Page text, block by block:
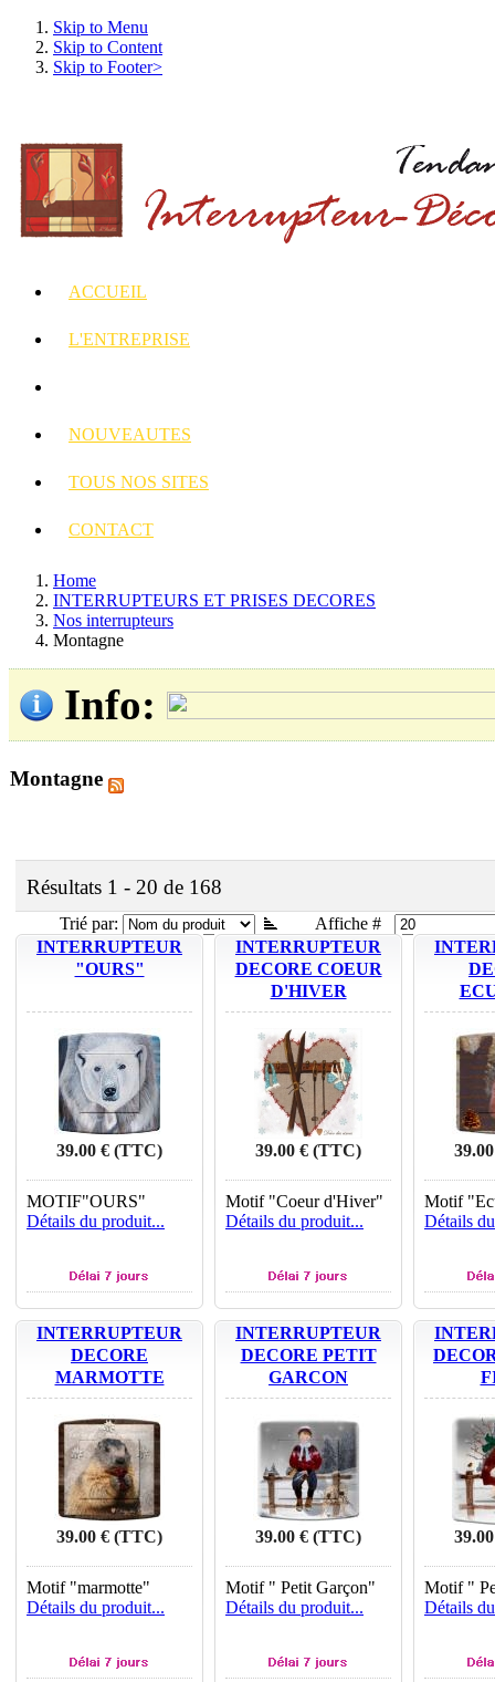
Skip to Menu
Skip to Content
Skip to Footer>
ACCUEIL
L'ENTREPRISE
NOUVEAUTES
TOUS NOS SITES
CONTACT
Home
INTERRUPTEURS ET PRISES DECORES
Nos interrupteurs
Montagne
Info:
Montagne
Résultats 1 - 20 de 168
Trié par:
Affiche #
INTERRUPTEUR
"OURS"
39.00 € (TTC)
MOTIF"OURS"
Détails du produit...
INTERRUPTEUR
DECORE COEUR
D'HIVER
39.00 € (TTC)
Motif "Coeur d'Hiver"
Détails du produit...
Motif
Détails
INTERRUPTEUR
DECORE
MARMOTTE
39.00 € (TTC)
Motif "marmotte"
Détails du produit...
INTERRUPTEUR
DECORE PETIT
GARCON
39.00 € (TTC)
Motif " Petit Garçon"
Détails du produit...
Motif "
Détails